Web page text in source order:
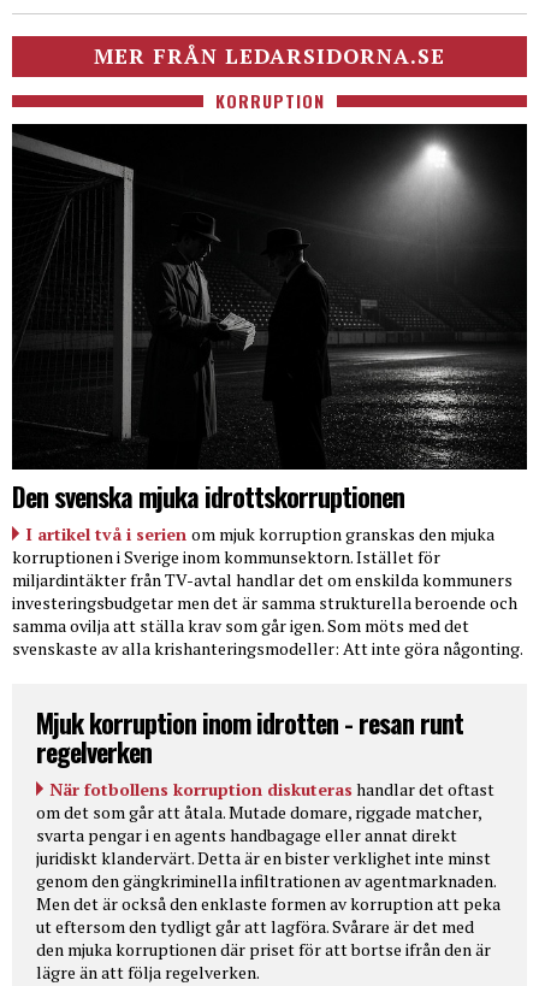
MER FRÅN LEDARSIDORNA.SE
KORRUPTION
Den svenska mjuka idrottskorruptionen
I artikel två i serien om mjuk korruption granskas den mjuka
korruptionen i Sverige inom kommunsektorn. Istället för
miljardintäkter från TV-avtal handlar det om enskilda kommuners
investeringsbudgetar men det är samma strukturella beroende och
samma ovilja att ställa krav som går igen. Som möts med det
svenskaste av alla krishanteringsmodeller: Att inte göra någonting.
Mjuk korruption inom idrotten - resan runt
regelverken
När fotbollens korruption diskuteras handlar det oftast
om det som går att åtala. Mutade domare, riggade matcher,
svarta pengar i en agents handbagage eller annat direkt
juridiskt klandervärt. Detta är en bister verklighet inte minst
genom den gängkriminella infiltrationen av agentmarknaden.
Men det är också den enklaste formen av korruption att peka
ut eftersom den tydligt går att lagföra. Svårare är det med
den mjuka korruptionen där priset för att bortse ifrån den är
lägre än att följa regelverken.